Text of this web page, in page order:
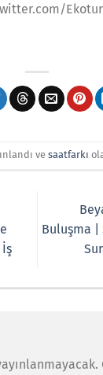
vesaatfarkı
İş
Buluşma |